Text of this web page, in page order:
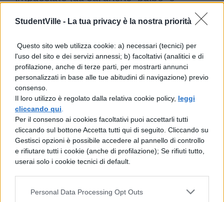
StudentVille - La tua privacy è la nostra priorità
Questo sito web utilizza cookie: a) necessari (tecnici) per
l'uso del sito e dei servizi annessi; b) facoltativi (analitici e di
profilazione, anche di terze parti, per mostrarti annunci
personalizzati in base alle tue abitudini di navigazione) previo
consenso.
Il loro utilizzo è regolato dalla relativa cookie policy, leggi
cliccando qui
Per il consenso ai cookies facoltativi puoi accettarli tutti
cliccando sul bottone Accetta tutti qui di seguito. Cliccando su
Gestisci opzioni è possibile accedere al pannello di controllo
e rifiutare tutti i cookie (anche di profilazione); Se rifiuti tutto,
userai solo i cookie tecnici di default.
Personal Data Processing Opt Outs
verso quello di “tonto”, “sciocco”, “stolto”,
tanto da poter essere oggi utilizzato anche
come allocutivo ingiurioso (es: “Sei proprio
un babbeo/ babbaleo!”).
Sinonimo di babbaleo
Sinonimi di babbaleo possono quindi
essere considerati: semplicione,
sempliciotto, ingenuo, sciocco, credulone,
sprovveduto, stolto, allocco, zuccone,